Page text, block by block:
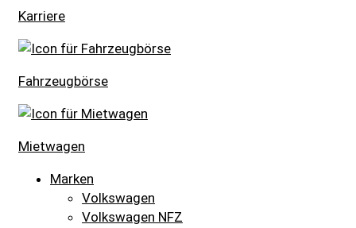
Karriere
Fahrzeugbörse
Mietwagen
Marken
Volkswagen
Volkswagen NFZ